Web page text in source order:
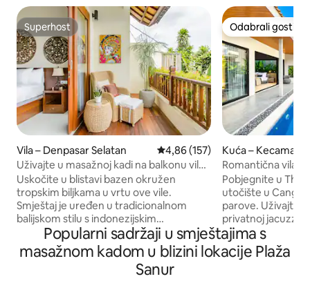
Superhost
Superhost
Vila – Denpasar Selatan Prosječna ocjena: 4,86/5,
4,86 (157)
Uživajte u masažnoj kadi na balkonu vile
u Sanuru
Uskočite u blistavi bazen okružen
tropskim biljkama u vrtu ove vile.
Smještaj je uređen u tradicionalnom
balijskom stilu s indonezijskim
namještajem od čaja i izvanrednim
ukrasima. - Glavna spavaća soba s
udobnim bračnim krevetom - Glavna
kupaonica s sušilom za kosu i
Odabrali gosti
Odabrali gosti
Kuća –
Romantična vila |
luksuz
Pobjegnite u The
utočište u
parove. Uživajte
privatnoj jacuzzi
u elegantnom,
toplim prirodnim
sobe, 2
Popularni sadržaji u smještajima s
masažnom kadom u blizini lokacije Plaža
Sanur